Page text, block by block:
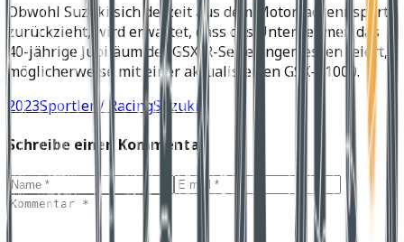
Obwohl Suzuki sich derzeit aus dem Motorradrennsport
zurückzieht, wird erwartet, dass das Unternehmen das
40-jährige Jubiläum der GSX-R-Serie angemessen feiert,
möglicherweise mit einer aktualisierten GSX-R1000.
2023Sportler / RacingSuzuki
Schreibe einen Kommentar